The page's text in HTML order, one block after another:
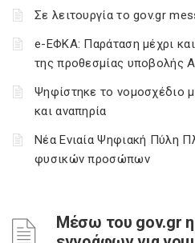
Σε λειτουργία το gov.gr
e-ΕΦΚΑ: Παράταση μέχρι
της προθεσμίας υποβολής
Ψηφίστηκε το νομοσχέδιο
και αναπηρία
Νέα Ενιαία Ψηφιακή Πύλη
φυσικών προσώπων
Μέσω του gov.gr